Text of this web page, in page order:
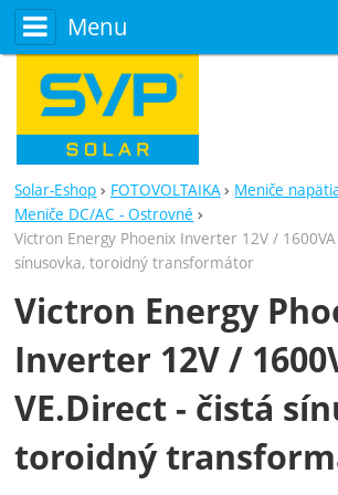
Menu
Solar-Eshop FOTOVOLTAIKA
Meniče
Meniče DC/AC - Ostrovné
Victron Energy Phoenix Inverter 12V /
sínusovka, toroidný transformátor
Victron Energy
Inverter 12V /
VE.Direct - čistá
toroidný